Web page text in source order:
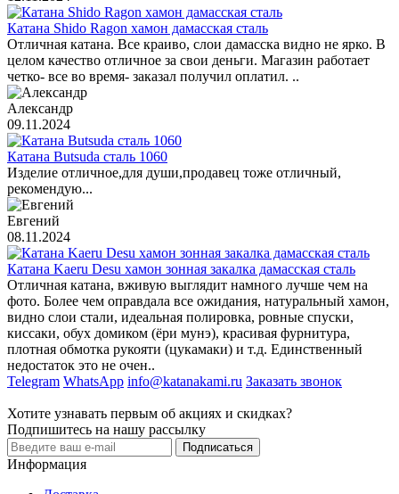
Катана Shido Ragon хамон дамасская сталь
Отличная катана. Все краиво, слои дамасска видно не ярко. В
целом качество отличное за свои деньги. Магазин работает
четко- все во время- заказал получил оплатил. ..
Александр
09.11.2024
Катана Butsuda сталь 1060
Изделие отличное,для души,продавец тоже отличный,
рекомендую...
Евгений
08.11.2024
Катана Kaeru Desu хамон зонная закалка дамасская сталь
Отличная катана, вживую выглядит намного лучше чем на
фото. Более чем оправдала все ожидания, натуральный хамон,
видно слои стали, идеальная полировка, ровные спуски,
киссаки, обух домиком (ёри мунэ), красивая фурнитура,
плотная обмотка рукояти (цукамаки) и т.д. Единственный
недостаток это не очен..
Telegram WhatsApp info@katanakami.ru Заказать звонок
Хотите узнавать первым об акциях и скидках?
Подпишитесь на нашу рассылку
Подписаться
Информация